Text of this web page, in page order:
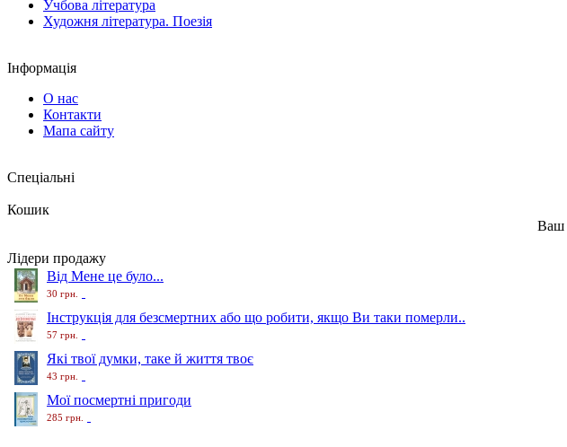
Учбова література
Художня література. Поезія
Інформація
О нас
Контакти
Мапа сайту
Спеціальні
Кошик
Ваш
Лідери продажу
Від Мене це було...
30 грн.
Інструкція для безсмертних або що робити, якщо Ви таки померли..
57 грн.
Які твої думки, таке й життя твоє
43 грн.
Мої посмертні пригоди
285 грн.